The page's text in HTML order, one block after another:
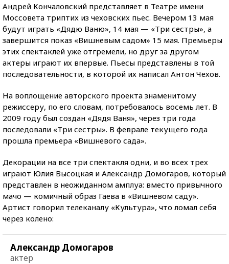
Андрей Кончаловский представляет в Театре имени
Моссовета триптих из чеховских пьес. Вечером 13 мая
будут играть «Дядю Ваню», 14 мая — «Три сестры», а
завершится показ «Вишневым садом» 15 мая. Премьеры
этих спектаклей уже отгремели, но друг за другом
актеры играют их впервые. Пьесы представлены в той
последовательности, в которой их написал Антон Чехов.
На воплощение авторского проекта знаменитому
режиссеру, по его словам, потребовалось восемь лет. В
2009 году был создан «Дядя Ваня», через три года
последовали «Три сестры». В феврале текущего года
прошла премьера «Вишневого сада».
Декорации на все три спектакля одни, и во всех трех
играют Юлия Высоцкая и Александр Домогаров, который
представлен в неожиданном амплуа: вместо привычного
мачо — комичный образ Гаева в «Вишневом саду».
Артист говорил телеканалу «Культура», что ломал себя
через колено:
Александр Домогаров
актер